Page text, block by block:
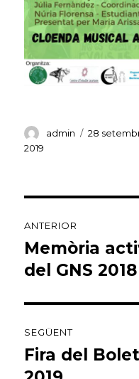
Autor
admin
Publicat
28
2019
d'entrades
ANTERIOR
Entrada
anterior:
Memòria
del GNS 2018
SEGÜENT
Entrada
següent:
Fira del